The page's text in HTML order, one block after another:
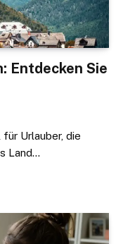
Entdecken Sie
Urlauber, die
Land…